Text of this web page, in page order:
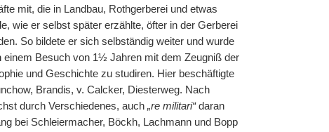
mit, die in Landbau, Rothgerberei und etwas
wie er selbst später erzählte, öfter in der Gerberei
So bildete er sich selbständig weiter und wurde
Besuch von 1½ Jahren mit dem Zeugniß der
und Geschichte zu studiren. Hier beschäftigte
Brandis, v. Calcker, Diesterweg. Nach
durch Verschiedenes, auch „re militari“daran
bei Schleiermacher, Böckh, Lachmann und Bopp